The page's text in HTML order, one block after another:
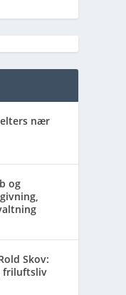
nær
og
Skov:
friluftsliv